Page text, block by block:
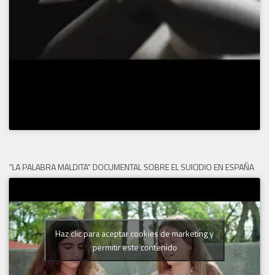
“LA PALABRA MALDITA” DOCUMENTAL SOBRE EL SUICIDIO EN ESPAÑA
Haz clic para aceptar cookies de marketing y
permitir este contenido